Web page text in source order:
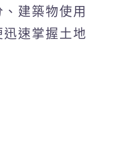
建築物使用
速掌握土地